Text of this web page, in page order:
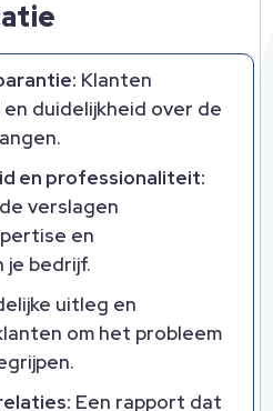
Klanten
duidelijkheid over de
en professionaliteit:
verslagen
en
je bedrijf.
uitleg en
om het probleem
Een rapport dat